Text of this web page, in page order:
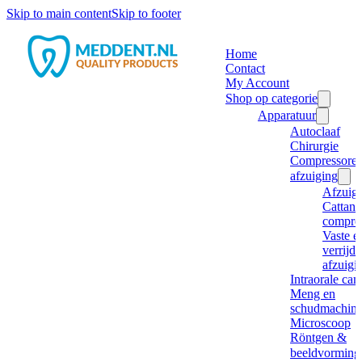
Skip to main contentSkip to footer
Home
Contact
My Account
Shop op categorie
Apparatuur
Autoclaaf
Chirurgie
afzuiging
Cattani
Vaste
Intraorale
Meng en
Microscoop
Röntgen &
beeldvorming